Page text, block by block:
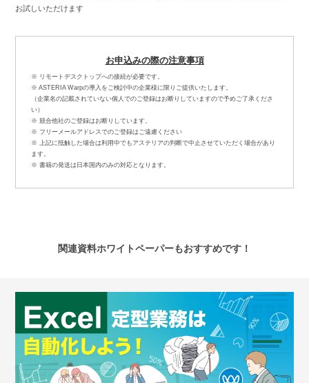
お試しいただけます
お申込みの際の注意事項
※ リモートデスクトップへの接続が必要です。
※ ASTERIA Warpの導入をご検討中の企業様に限りご提供いたします。
（企業名の記載されていない個人でのご登録はお断りしていますので予めご了承くださ
い）
※ 競合他社のご登録はお断りしています。
※ フリーメールアドレスでのご登録はご遠慮ください
※ 上記に抵触した場合は利用中でもアステリアの判断で中止させていただく場合があり
ます。
※ 書籍の発送は日本国内のみの対応となります。
関連資料ホワイトペーパーもおすすめです！